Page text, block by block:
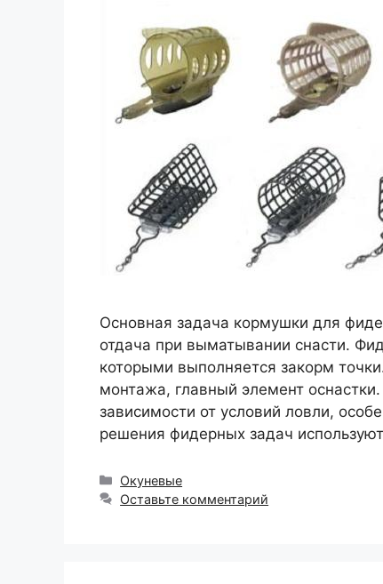
Основная задача кормушки для
отдача при выматывании снасти.
которыми выполняется закорм
монтажа, главный элемент
зависимости от условий ловли,
решения фидерных задач
Рубрики
Окуневые
Оставьте комментарий